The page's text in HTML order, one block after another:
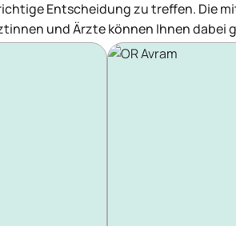
Entscheidung zu treffen. Die
und Ärzte können Ihnen dabei